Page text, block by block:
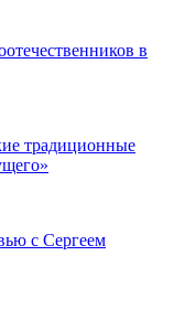
в
традиционные
с Сергеем